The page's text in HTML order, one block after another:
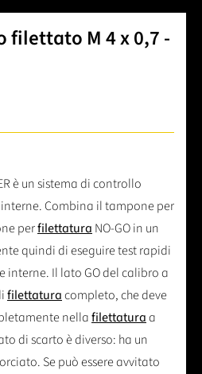
filettato M 4 x 0,7 -
è un sistema di controllo
Combina il tampone per
perfilettatura NO-GO in un
quindi di eseguire test rapidi
interne. Il lato GO del calibro a
filettaturacompleto, che deve
nellafilettaturaa
di scarto è diverso: ha un
Se può essere avvitato